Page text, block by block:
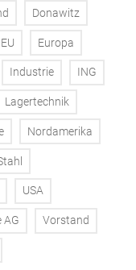
Donawitz
EU Europa
Industrie ING
Lagertechnik
Nordamerika
USA
AG Vorstand